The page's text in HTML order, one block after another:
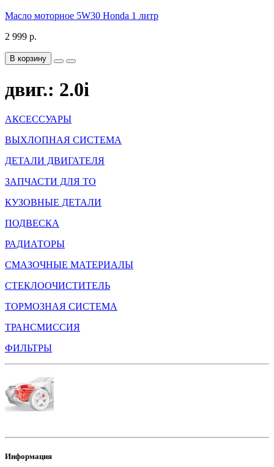
Масло моторное 5W30 Honda 1 литр
2 999 р.
В корзину
двиг.: 2.0i
АКСЕССУАРЫ
ВЫХЛОПНАЯ СИСТЕМА
ДЕТАЛИ ДВИГАТЕЛЯ
ЗАПЧАСТИ ДЛЯ ТО
КУЗОВНЫЕ ДЕТАЛИ
ПОДВЕСКА
РАДИАТОРЫ
СМАЗОЧНЫЕ МАТЕРИАЛЫ
СТЕКЛООЧИСТИТЕЛЬ
ТОРМОЗНАЯ СИСТЕМА
ТРАНСМИССИЯ
ФИЛЬТРЫ
Информация